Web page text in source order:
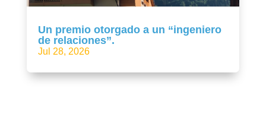
Un premio otorgado a un “ingeniero
de relaciones”.
Jul 28, 2026